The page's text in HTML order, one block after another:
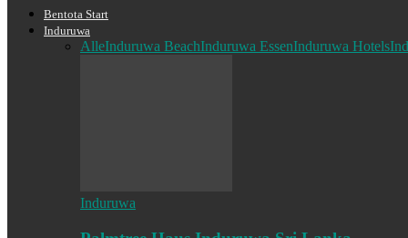
Bentota Start
Induruwa
AlleInduruwa BeachInduruwa EssenInduruwa Hotels
Induruwa